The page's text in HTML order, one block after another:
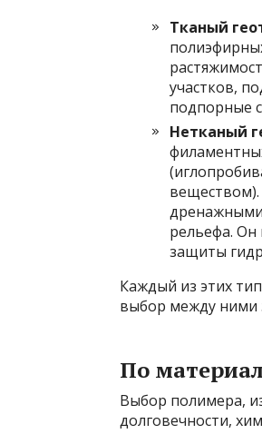
Тканый
участков,
подпорные
Нетканый
дренажными
рельефа. Он
защиты
Каждый из этих
выбор между ними
По
Выбор полимера,
долговечности,